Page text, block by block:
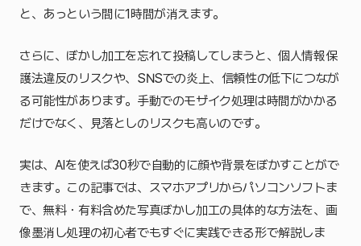
と、あっという間に1時間が消えます。
さらに、ぼかし加工を忘れて投稿してしまうと、個人情報保
護法違反のリスクや、SNSでの炎上、信頼性の低下につなが
る可能性があります。手動でのモザイク処理は時間がかかる
だけでなく、見落としのリスクも高いのです。
実は、AIを使えば30秒で自動的に顔や背景をぼかすことがで
きます。この記事では、スマホアプリからパソコンソフトま
で、無料・有料含めた写真ぼかし加工の具体的な方法を、画
像墨消し処理の初心者でもすぐに実践できる形で解説しま